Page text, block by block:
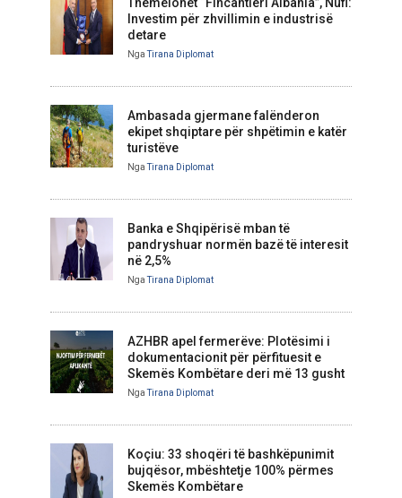
Investim për zhvillimin e industrisë
detare
NgaTirana Diplomat
Ambasada gjermane falënderon
ekipet shqiptare për shpëtimin e katër
turistëve
NgaTirana Diplomat
Banka e Shqipërisë mban të
pandryshuar normën bazë të interesit
në 2,5%
NgaTirana Diplomat
AZHBR apel fermerëve: Plotësimi i
dokumentacionit për përfituesit e
Skemës Kombëtare deri më 13 gusht
NgaTirana Diplomat
Koçiu: 33 shoqëri të bashkëpunimit
bujqësor, mbështetje 100% përmes
Skemës Kombëtare